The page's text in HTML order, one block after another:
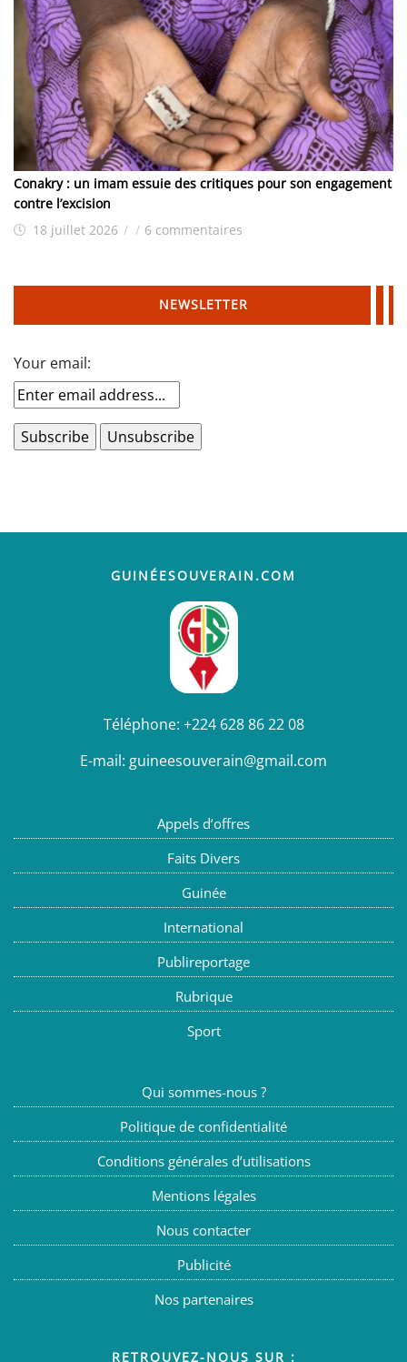
Conakry : un imam essuie des critiques pour son engagement
contre l’excision
18 juillet 2026 / / 6 commentaires
NEWSLETTER
Your email:
GUINÉESOUVERAIN.COM
Téléphone: +224 628 86 22 08
E-mail: guineesouverain@gmail.com
Appels d’offres
Faits Divers
Guinée
International
Publireportage
Rubrique
Sport
Qui sommes-nous ?
Politique de confidentialité
Conditions générales d’utilisations
Mentions légales
Nous contacter
Publicité
Nos partenaires
RETROUVEZ-NOUS SUR :